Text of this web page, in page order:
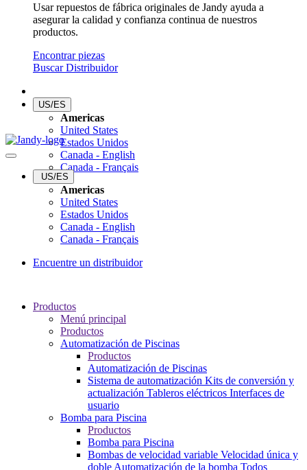
Usar repuestos de fábrica originales de Jandy ayuda a
asegurar la calidad y confianza continua de nuestros
productos.
Encontrar piezas
Buscar Distribuidor
US/ES
Americas
United States
Estados Unidos
Canada - English
Canada - Français
US/ES
Americas
United States
Estados Unidos
Canada - English
Canada - Français
Encuentre un distribuidor
Productos
Menú principal
Productos
Automatización de Piscinas
Productos
Automatización de Piscinas
Sistema de automatización Kits de conversión y
actualización Tableros eléctricos Interfaces de
usuario
Bomba para Piscina
Productos
Bomba para Piscina
Bombas de velocidad variable Velocidad única y
doble Automatización de la bomba Todos